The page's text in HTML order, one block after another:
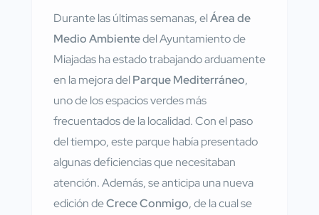
Durante las últimas semanas, elÁrea de
Medio Ambientedel Ayuntamiento de
Miajadas ha estado trabajando arduamente
en la mejora delParque Mediterráneo,
uno de los espacios verdes más
frecuentados de la localidad. Con el paso
del tiempo, este parque había presentado
algunas deficiencias que necesitaban
atención. Además, se anticipa una nueva
edición deCrece Conmigo, de la cual se